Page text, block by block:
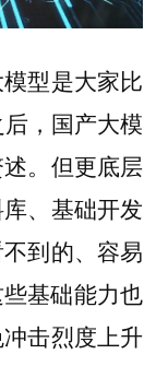
模型是大家比
，国产大模
。但更底层
、基础开发
到的、容易
基础能力也
击烈度上升